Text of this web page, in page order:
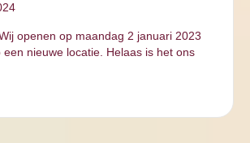
openen op maandag 2 januari 2023
nieuwe locatie. Helaas is het ons